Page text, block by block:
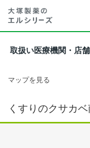
取扱い医療機関・店舗
マップを見る
くすりのクサカ